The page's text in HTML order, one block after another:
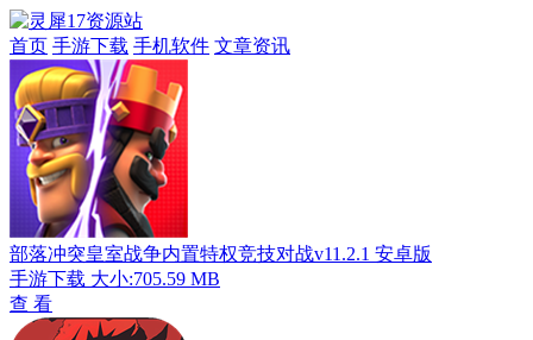
首页 手游下载 手机软件 文章资讯
部落冲突皇室战争内置特权竞技对战v11.2.1 安卓版
手游下载 大小:705.59 MB
查 看